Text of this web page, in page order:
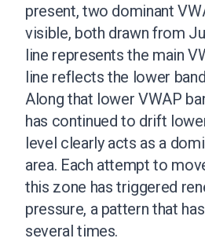
present, two dominant
visible, both drawn from
line represents the main
line reflects the lower
Along that lower VWAP
has continued to drift
level clearly acts as a
area. Each attempt to
this zone has triggered
pressure, a pattern that
several times.